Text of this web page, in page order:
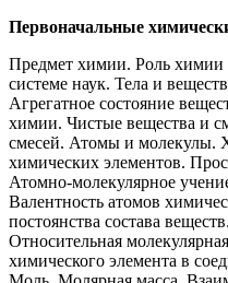
Первоначальные
Предмет химии. Роль
системе наук. Тела и
Агрегатное состояние
химии. Чистые вещества и
смесей. Атомы и молекулы.
химических элементов.
Атомно-молекулярное
Валентность атомов
постоянства состава
Относительная
химического элемента в